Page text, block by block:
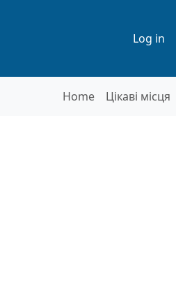
Log in
Основна
Home
Цікаві місця